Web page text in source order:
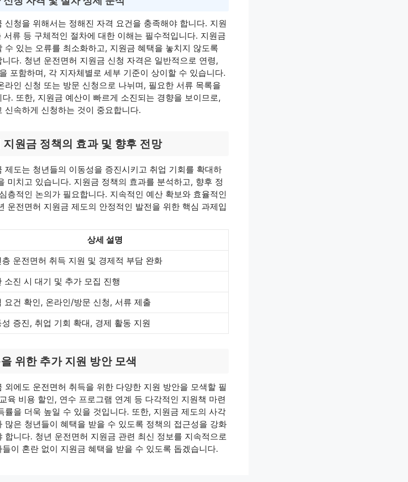
신청을 위해서는 정해진 자격 요건을 충족해야 합니다. 지원
류 등 구체적인 절차에 대한 이해는 필수적입니다. 지원금
수 있는 오류를 최소화하고, 지원금 혜택을 놓치지 않도록
다. 청년 운전면허 지원금 신청 자격은 일반적으로 연령,
포함하며, 각 지자체별로 세부 기준이 상이할 수 있습니다.
라인 신청 또는 방문 신청으로 나뉘며, 필요한 서류 목록을
. 또한, 지원금 예산이 빠르게 소진되는 경향을 보이므로,
신속하게 신청하는 것이 중요합니다.
원금 정책의 효과 및 향후 전망
제도는 청년들의 이동성을 증진시키고 취업 기회를 확대하
미치고 있습니다. 지원금 정책의 효과를 분석하고, 향후 정
층적인 논의가 필요합니다. 지속적인 예산 확보와 효율적인
운전면허 지원금 제도의 안정적인 발전을 위한 핵심 과제입
상세 설명
층 운전면허 취득 지원 및 경제적 부담 완화
소진 시 대기 및 추가 모집 진행
요건 확인, 온라인/방문 신청, 서류 제출
성 증진, 취업 기회 확대, 경제 활동 지원
위한 추가 지원 방안 모색
외에도 운전면허 취득을 위한 다양한 지원 방안을 모색할 필
육 비용 할인, 연수 프로그램 연계 등 다각적인 지원책 마련
률을 더욱 높일 수 있을 것입니다. 또한, 지원금 제도의 사각
많은 청년들이 혜택을 받을 수 있도록 정책의 접근성을 강화
합니다. 청년 운전면허 지원금 관련 최신 정보를 지속적으로
이 혼란 없이 지원금 혜택을 받을 수 있도록 돕겠습니다.